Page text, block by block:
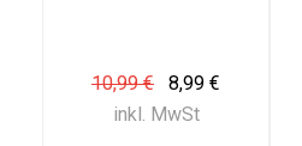
10,99 €
8,99 €
inkl. MwSt